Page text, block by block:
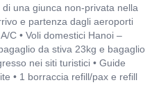
una giunca non-privata nella
e partenza dagli aeroporti
C • Voli domestici Hanoi –
da stiva 23kg e bagaglio
nei siti turistici • Guide
• 1 borraccia refill/pax e refill